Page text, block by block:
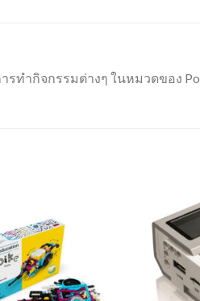
รทำกิจกรรมต่างๆ ในหมวดของ